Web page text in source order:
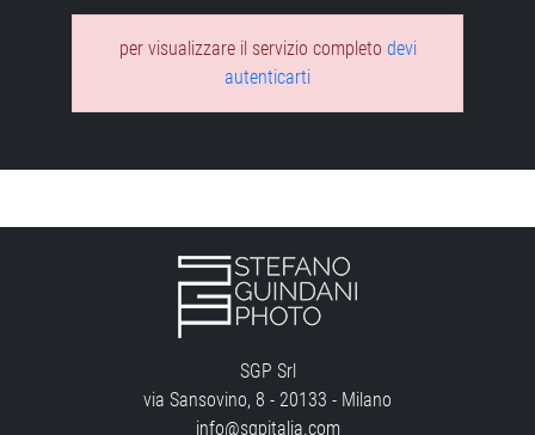
per visualizzare il servizio completo devi
autenticarti
SGP Srl
via Sansovino, 8 - 20133 - Milano
info@sgpitalia.com